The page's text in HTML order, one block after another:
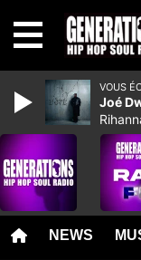
NEWS
VOUS
Joé